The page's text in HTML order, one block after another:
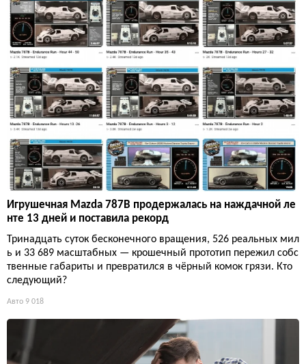
Игрушечная Mazda 787B продержалась на наждачной ле
нте 13 дней и поставила рекорд
Тринадцать суток бесконечного вращения, 526 реальных мил
ь и 33 689 масштабных — крошечный прототип пережил собс
твенные габариты и превратился в чёрный комок грязи. Кто
следующий?
Авто 9 018